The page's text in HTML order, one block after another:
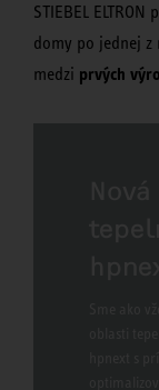
STIEBEL
domy po jednej z
medzi prvých